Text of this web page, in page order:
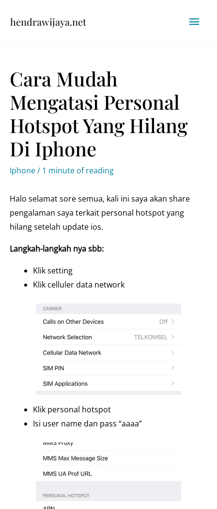
hendrawijaya.net
Cara Mudah
Mengatasi Personal
Hotspot Yang Hilang
Di Iphone
Iphone/ 1 minute of reading
Halo selamat sore semua, kali ini saya akan share
pengalaman saya terkait personal hotspot yang
hilang setelah update ios.
Langkah-langkah nya sbb:
Klik setting
Klik celluler data network
Klik personal hotspot
Isi user name dan pass “aaaa”